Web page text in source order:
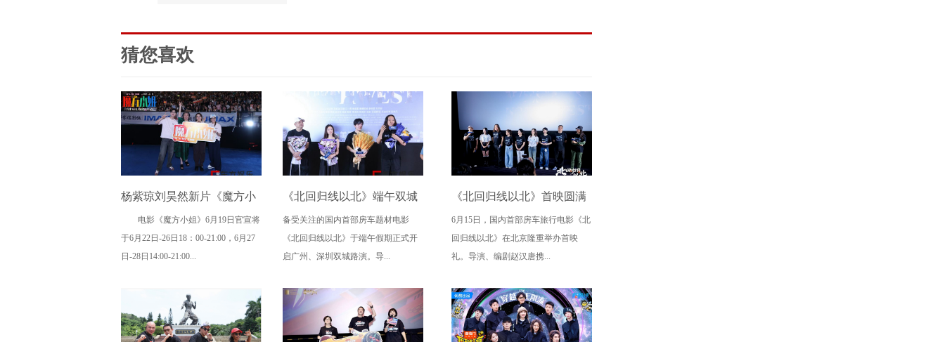
猜您喜欢
杨紫琼刘昊然新片《魔方小
姐》二轮点映高燃开启 打破
年龄偏见重塑无限可能
电影《魔方小姐》6月19日官宣将
于6月22日-26日18：00-21:00，6月27
日-28日14:00-21:00...
《北回归线以北》端午双城
路演，定档6月26日奔赴山海
备受关注的国内首部房车题材电影
《北回归线以北》于端午假期正式开
启广州、深圳双城路演。导...
《北回归线以北》首映圆满
落幕 房车旅途解锁人生百态
6月15日，国内首部房车旅行电影《北
回归线以北》在北京隆重举办首映
礼。导演、编剧赵汉唐携...